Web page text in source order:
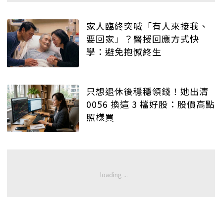
家人臨終突喊「有人來接我、
要回家」？醫授回應方式快
學：避免抱憾終生
只想退休後穩穩領錢！她出清
0056 換這 3 檔好股：股價高點
照樣買